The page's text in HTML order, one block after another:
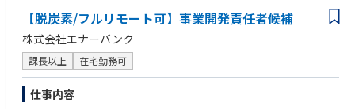
産業設備事業部に配属の上、下記エリア内で勤務していただくようになり
ます。
【中国・四国エリア】 （エリア範囲：広島・岡山・山口・鳥取・島根・愛
媛）
初任地候補：①広島県、岡山県 ②香川県 ③山口県
※エリア内での異動や出張が生じます（工期平均：平均１～２年）
※昇進時など将来的にエリアを超えた異動を打診する場合あり（ただし、
・脱炭素社会への貢献という社会的意義の大きな事業の中核を担えます
・国内唯一のポジショニングを持つプロダクトを育てられます
・技術×事業の両軸でキャリアを深められます
・拡張性の高い事業フェーズに初期から参画できます
・フルリモート×フレックスで、柔軟な働き方が可能です
【脱炭素/フルリモート可】事業開発責任者候補
株式会社エナーバンク
課長以上 在宅勤務可
仕事内容